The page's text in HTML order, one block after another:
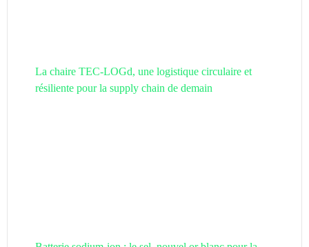
La chaire TEC-LOGd, une logistique circulaire et
résiliente pour la supply chain de demain